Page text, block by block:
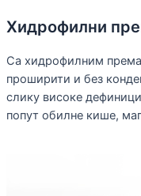
Хидрофилни
Са хидрофилним
проширити и без
слику високе
попут обилне кише,